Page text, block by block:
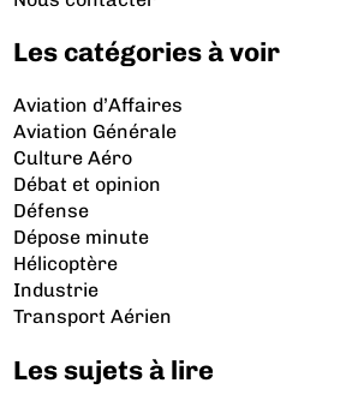
Les catégories à voir
Aviation d’Affaires
Aviation Générale
Culture Aéro
Débat et opinion
Défense
Dépose minute
Hélicoptère
Industrie
Transport Aérien
Les sujets à lire